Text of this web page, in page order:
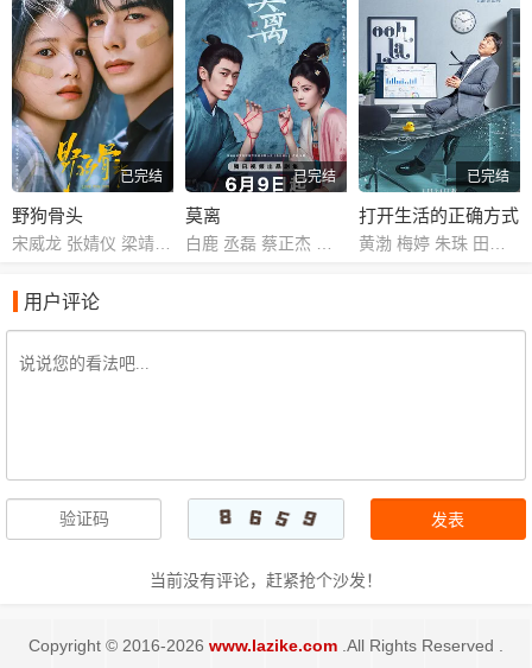
已完结
野狗骨头
已完结
莫离
已完结
打开生活的正确方式
用户评论
当前没有评论，赶紧抢个沙发！
Copyright © 2016-2026 www.lazike.com .All Rights Reserved .